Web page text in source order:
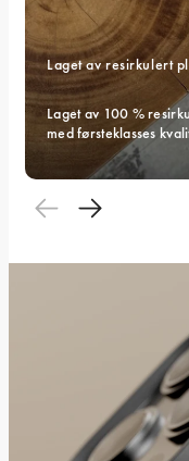
Laget av resirkulert
Laget av 100 %
med førsteklasses